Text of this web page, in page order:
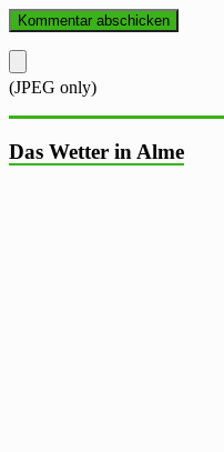
(JPEG only)
Das Wetter in Alme